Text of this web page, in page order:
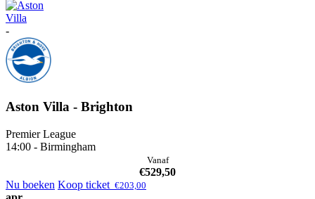
-
Aston Villa - Brighton
Premier League
14:00 - Birmingham
Vanaf
€529,50
Nu boeken Koop ticket €203,00